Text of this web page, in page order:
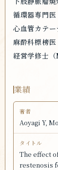
循環器専門医
心血管カテ
麻酔科標榜医
経営学修士
業績
Aoyagi Y,
The effect
restenosis